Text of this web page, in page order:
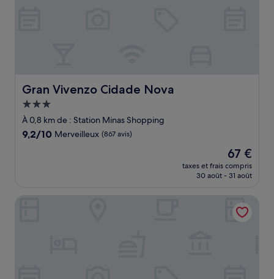
Gran Vivenzo Cidade Nova
Gran Vivenzo Cidade Nova
Hébergement
3.0 étoiles
À 0,8 km de : Station Minas Shopping
9.2
9,2/10 Merveilleux (867 avis)
Le
nouveau
prix
de
67 €
67 €
taxes et frais compris
30 août - 31 août